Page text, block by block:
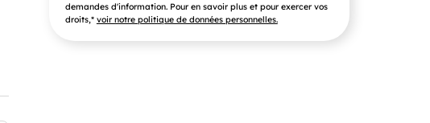
demandes d'information. Pour en savoir plus et pour exercer vos
droits,* voir notre politique de données personnelles.